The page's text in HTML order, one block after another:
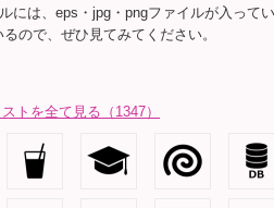
には、eps・jpg・pngファイルが入って
ので、ぜひ見てみてください。
トを全て見る（1347）